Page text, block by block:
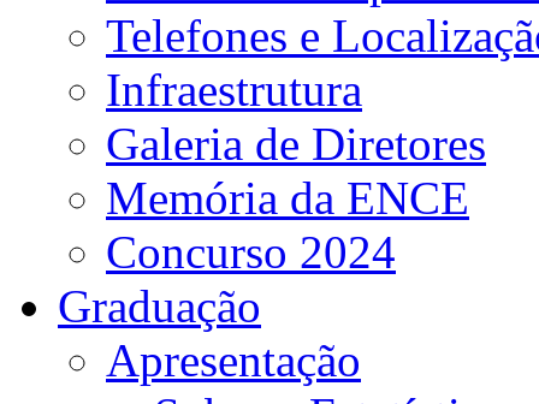
Telefones e
Infraestrutura
Galeria de Diretores
Memória da ENCE
Concurso 2024
Graduação
Apresentação